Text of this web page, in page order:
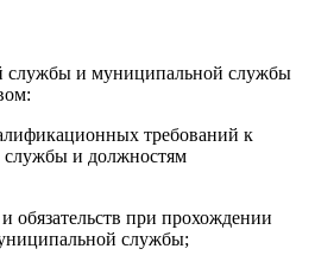
службы и муниципальной службы
требований к
службы и должностям
обязательств при прохождении
службы;